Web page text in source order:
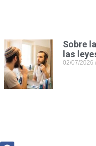
Sobre
las
02/07/2026